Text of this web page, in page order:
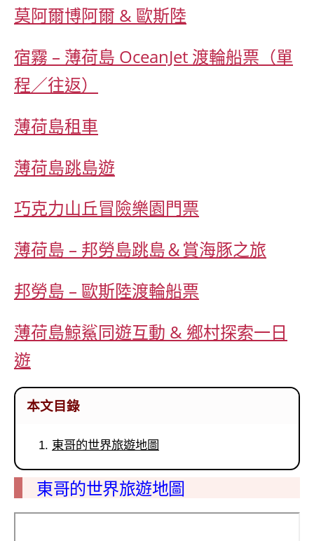
莫阿爾博阿爾 & 歐斯陸
宿霧 – 薄荷島 OceanJet 渡輪船票（單
程／往返）
薄荷島租車
薄荷島跳島遊
巧克力山丘冒險樂園門票
薄荷島 – 邦勞島跳島＆賞海豚之旅
邦勞島 – 歐斯陸渡輪船票
薄荷島鯨鯊同遊互動 & 鄉村探索一日
遊
本文目錄
東哥的世界旅遊地圖
東哥的世界旅遊地圖